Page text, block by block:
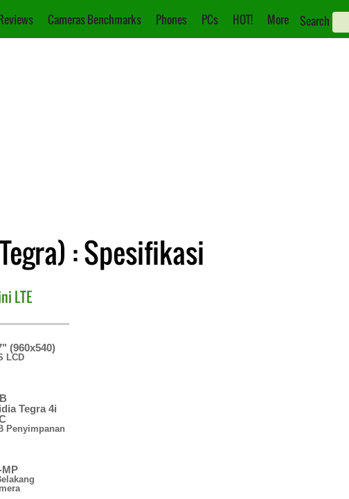
Cameras Benchmarks Phones PCs HOT! More Search
: Spesifikasi
LTE
(960x540)
LCD
Tegra 4i
Penyimpanan
MP